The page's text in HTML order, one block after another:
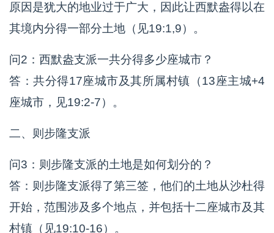
原因是犹大的地业过于广大，因此让西默盎得以在
其境内分得一部分土地（见19:1,9）。
问2：西默盎支派一共分得多少座城市？
答：共分得17座城市及其所属村镇（13座主城+4
座城市，见19:2-7）。
二、则步隆支派
问3：则步隆支派的土地是如何划分的？
答：则步隆支派得了第三签，他们的土地从沙杜得
开始，范围涉及多个地点，并包括十二座城市及其
村镇（见19:10-16）。